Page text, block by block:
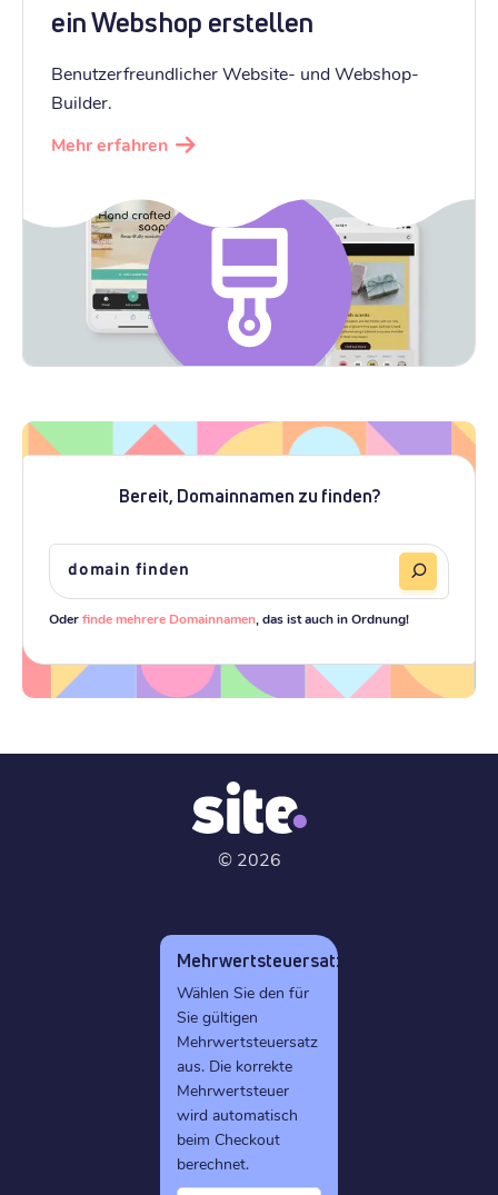
ein Webshop erstellen
Benutzerfreundlicher Website- und Webshop-
Builder.
Mehr erfahren
Bereit, Domainnamen zu finden?
Oderfinde mehrere Domainnamen , das ist auch in Ordnung!
© 2026
Mehrwertsteuersatz
Wählen Sie den für
Sie gültigen
Mehrwertsteuersatz
aus. Die korrekte
Mehrwertsteuer
wird automatisch
beim Checkout
berechnet.